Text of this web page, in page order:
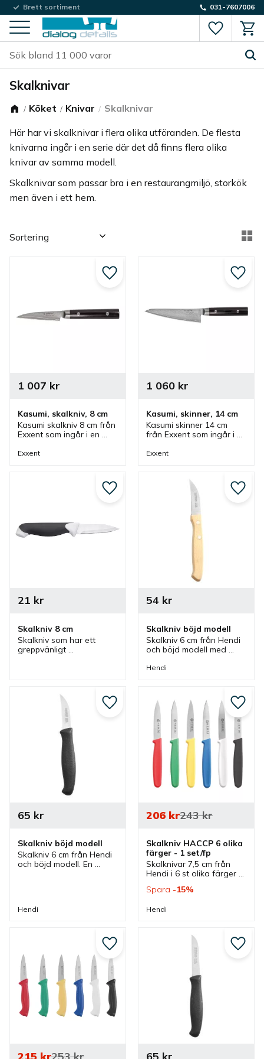
Meny
Brett sortiment 031-7607006
Skalknivar
Köket Knivar Skalknivar
Här har vi skalknivar i flera olika utföranden. De flesta
knivarna ingår i en serie där det då finns flera olika
knivar av samma modell.
Skalknivar som passar bra i en restaurangmiljö, storkök
men även i ett hem.
Välj sortering
Kasumi, skalkniv, 8 cm
Kasumi skalkniv 8 cm från
Exxent som ingår i en
finns. En kniv som passar
1 007 kr
Exxent
Lägg till i favoriter
Kasumi, skinner, 14 cm
Kasumi skinner 14 cm
från Exxent som ingår i
knivar finns. En kniv som
1 060kr
Exxent
Lägg
Skalkniv 8 cm
Skalkniv som har ett
greppvänligt
hemmakök.
21 kr
Lägg till i favoriter
Skalkniv böjd modell
Skalkniv 6 cm från Hendi
och böjd modell med
blad som passar bra som
54 kr
Hendi
Lägg
Skalkniv böjd modell
Skalkniv 6 cm från Hendi
och böjd modell. En
65 kr
Hendi
Lägg till i favoriter
Skalkniv HACCP 6 olika
färger - 1 set/fp
Skalknivar 7,5 cm från
Hendi i 6 st olika färger
med skalknivar som
kök.
206kr243kr
Spara 15%
Hendi
Lägg
Lägg till i favoriter Lägg